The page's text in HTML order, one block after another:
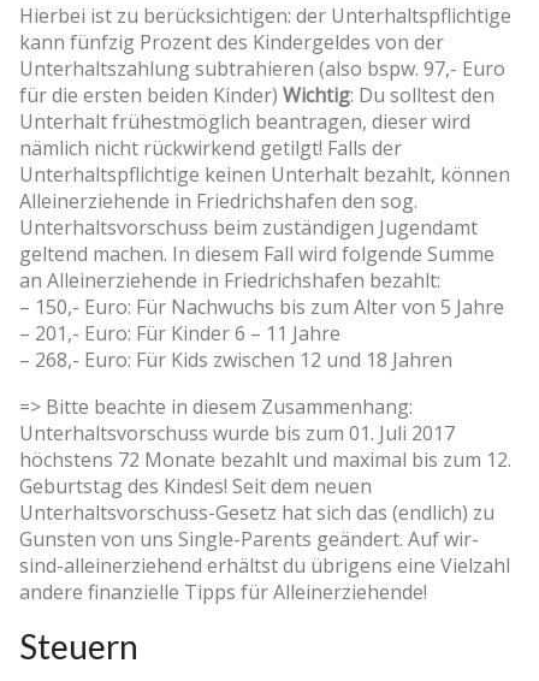
Hierbei ist zu berücksichtigen: der Unterhaltspflichtige
kann fünfzig Prozent des Kindergeldes von der
Unterhaltszahlung subtrahieren (also bspw. 97,- Euro
für die ersten beiden Kinder) Wichtig: Du solltest den
Unterhalt frühestmöglich beantragen, dieser wird
nämlich nicht rückwirkend getilgt! Falls der
Unterhaltspflichtige keinen Unterhalt bezahlt, können
Alleinerziehende in Friedrichshafen den sog.
Unterhaltsvorschuss beim zuständigen Jugendamt
geltend machen. In diesem Fall wird folgende Summe
an Alleinerziehende in Friedrichshafen bezahlt:
– 150,- Euro: Für Nachwuchs bis zum Alter von 5 Jahre
– 201,- Euro: Für Kinder 6 – 11 Jahre
– 268,- Euro: Für Kids zwischen 12 und 18 Jahren
=> Bitte beachte in diesem Zusammenhang:
Unterhaltsvorschuss wurde bis zum 01. Juli 2017
höchstens 72 Monate bezahlt und maximal bis zum 12.
Geburtstag des Kindes! Seit dem neuen
Unterhaltsvorschuss-Gesetz hat sich das (endlich) zu
Gunsten von uns Single-Parents geändert. Auf wir-
sind-alleinerziehend erhältst du übrigens eine Vielzahl
andere finanzielle Tipps für Alleinerziehende!
Steuern